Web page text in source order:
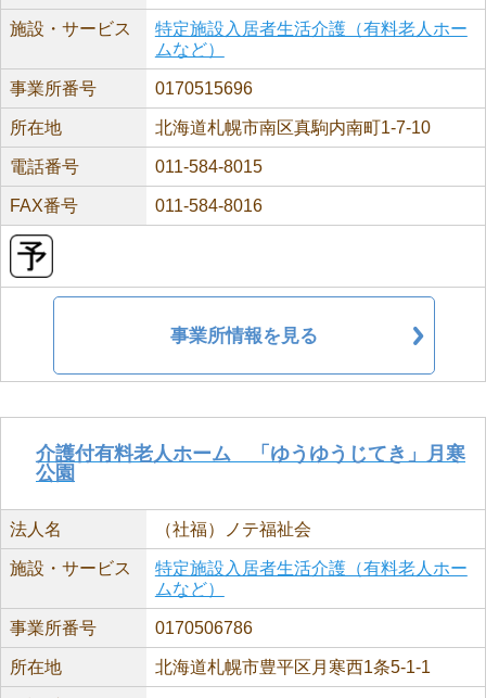
施設・サービス
特定施設入居者生活介護（有料老人ホー
ムなど）
事業所番号 0170515696
所在地 北海道札幌市南区真駒内南町1-7-10
電話番号 011-584-8015
FAX番号 011-584-8016
事業所情報を見る
介護付有料老人ホーム 「ゆうゆうじてき」月寒
公園
法人名 （社福）ノテ福祉会
施設・サービス
特定施設入居者生活介護（有料老人ホー
ムなど）
事業所番号 0170506786
所在地 北海道札幌市豊平区月寒西1条5-1-1